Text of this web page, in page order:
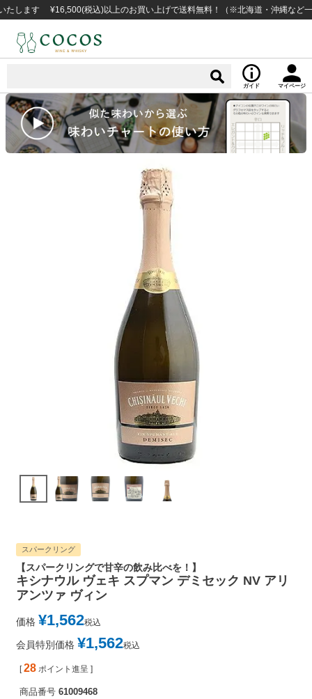
す ¥16,500(税込)以上のお買い上げで送料無料！（※北海道・沖縄など一部例外
ガイド マイページ
スパークリング
【スパークリングで甘辛の飲み比べを！】
キシナウル ヴェキ スプマン デミセック NV アリ
アンツァ ヴィン
価格 ¥1,562税込
会員特別価格 ¥1,562税込
[ 28 ポイント進呈 ]
商品番号 61009468